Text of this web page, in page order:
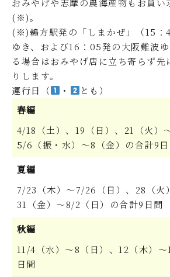
おみやげや志摩の農海産物もお買い
(※)。
(※)鵜方駅発の「しまかぜ」（15：
ゆき、および16：05発の大阪難波
る場合はおみやげ店に立ち寄らず先
りします。
運行日（
・
とも）
春編
4/18（土）、19（日）、21（火）
5/6（振・水）～8（金）の合計9
夏編
7/23（木）～7/26（日）、28（火
31（金）～8/2（日）の合計9日間
秋編
11/4（水）～8（日）、12（木）
日間